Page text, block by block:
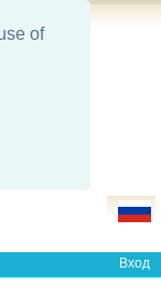
of
Вход